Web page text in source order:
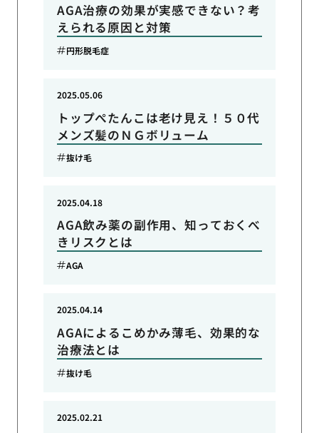
AGA治療の効果が実感できない？考
えられる原因と対策
円形脱毛症
トップぺたんこは老け見え！５０代
メンズ髪のＮＧボリューム
2025.05.06
抜け毛
AGA飲み薬の副作用、知っておくべ
きリスクとは
2025.04.18
AGA
AGAによるこめかみ薄毛、効果的な
治療法とは
2025.04.14
抜け毛
2025.02.21